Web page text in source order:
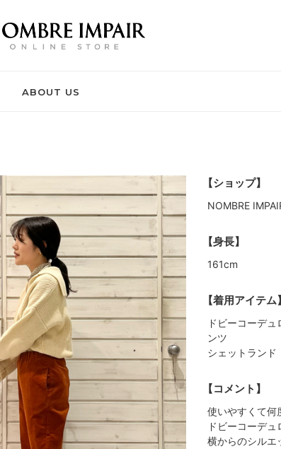
ABOUT US
【ショップ】
NOMBRE
【身長】
161cm
【着用アイテム】
ドビーコーデ
ンツ
シェットラン
【コメント】
使いやすくて何
ドビーコーデュ
横からのシルエ